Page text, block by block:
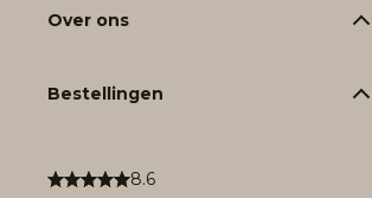
8.6
Over ons
Bestellingen